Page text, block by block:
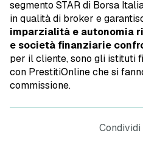
segmento STAR di Borsa
in qualità di broker e
imparzialità e autonomia
e società finanziarie
per il cliente, sono gli istituti
con PrestitiOnline che si
commissione.
Condividi